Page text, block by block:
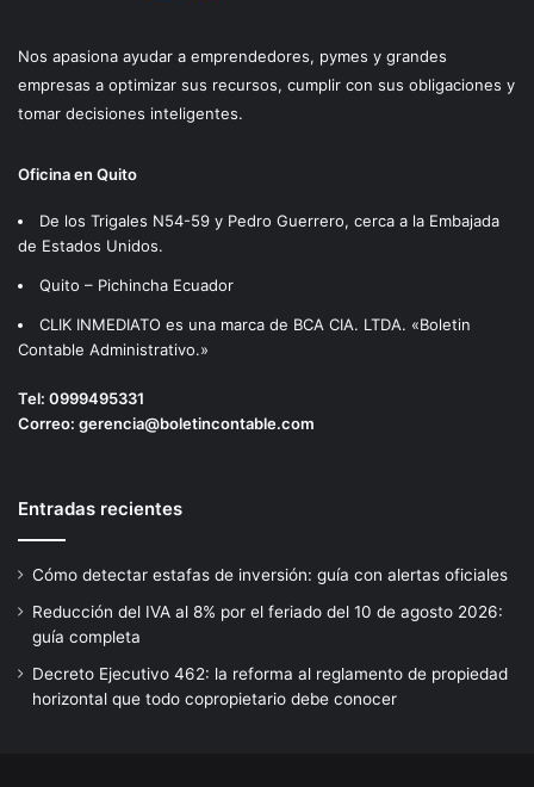
Nos apasiona ayudar a emprendedores, pymes y grandes
empresas a optimizar sus recursos, cumplir con sus obligaciones y
tomar decisiones inteligentes.
Oficina en Quito
De los Trigales N54-59 y Pedro Guerrero, cerca a la Embajada
de Estados Unidos.
Quito – Pichincha Ecuador
CLIK INMEDIATO es una marca de BCA CIA. LTDA. «Boletin
Contable Administrativo.»
Tel: 0999495331
Correo: gerencia@boletincontable.com
Entradas recientes
Cómo detectar estafas de inversión: guía con alertas oficiales
Reducción del IVA al 8% por el feriado del 10 de agosto 2026:
guía completa
Decreto Ejecutivo 462: la reforma al reglamento de propiedad
horizontal que todo copropietario debe conocer